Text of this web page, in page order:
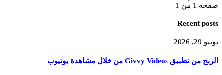
صفحة 1 من 1
Recent posts
يونيو 29, 2026
الربح من تطبيق Givvy Videos من خلال مشاهدة يوتيوب